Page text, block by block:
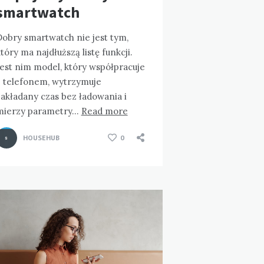
smartwatch nie jest tym,
ma najdłuższą listę funkcji.
nim model, który współpracuje
telefonem, wytrzymuje
czas bez ładowania i
parametry… Read more
HOUSEHUB 0